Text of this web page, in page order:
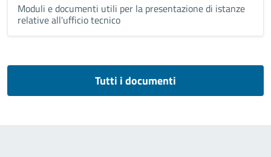
Moduli e documenti utili per la presentazione di istanze
relative all'ufficio tecnico
Tutti i documenti